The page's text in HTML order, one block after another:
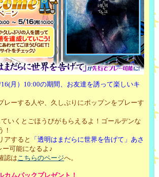
月）10:00の期間、お友達を誘って楽しいキ
レーする人や、久しぶりにポップンをプレーす
いくとごほうびがもらえるよ！ゴールデンな
！
アすると
「透明はまだらに世界を告げて」あさ
ー可能になるよ♪
認はこちらのページへ。
カムパックプレゼント！